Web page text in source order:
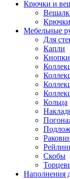
Крючки и
Крючки
Мебельные
Для
Капли
Кнопки
Кольца
Скобы
Наполнения